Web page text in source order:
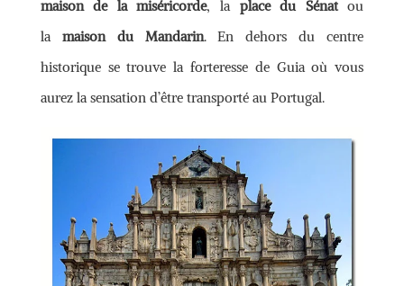
maison de la miséricorde, la place du Sénatou
la maison du Mandarin. En dehors du centre
historique se trouve la forteresse de Guia où vous
aurez la sensation d’être transporté au Portugal.